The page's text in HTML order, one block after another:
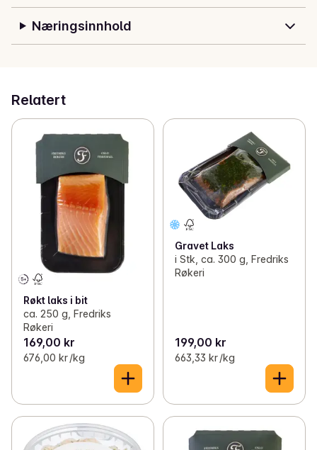
innrettet etter Pure Princess-standarden, vil også vår
konvensjonelle standardlaks ha høy kvalitet. Det er
fordi denne har fulgt store deler av konseptet til Pure
Næringsinnhold
Relatert
Røkt laks i bit
ca. 250 g, Fredriks
Røkeri
169,00 kr
676,00 kr /kg
Gravet Laks
i Stk, ca. 300 g, Fredriks
Røkeri
199,00 kr
663,33 kr /kg